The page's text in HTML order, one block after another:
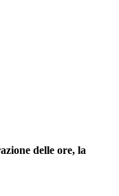
delle ore, la